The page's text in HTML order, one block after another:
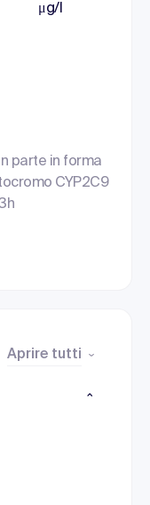
μg/l
parte in forma
CYP2C9
Aprire tutti